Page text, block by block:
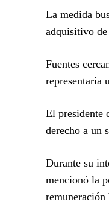
La medida
adquisitivo
Fuentes
representaría
El presidente
derecho a un
Durante su
mencionó la
remuneración